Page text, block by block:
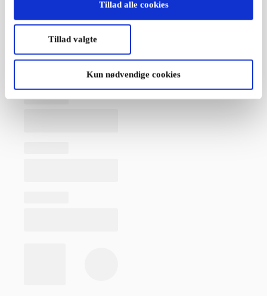
Tillad alle cookies
Tillad valgte
Kun nødvendige cookies